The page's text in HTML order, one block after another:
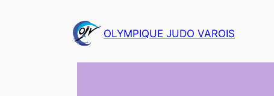
OLYMPIQUE JUDO VAROIS